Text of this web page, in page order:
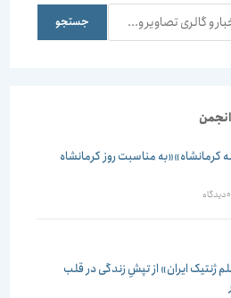
جستجو
مناسبت روز کرمانشاه
ایران» از تپشِ زندگی در قلب